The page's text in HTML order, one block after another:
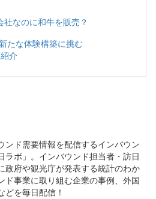
社なのに和牛を販売？
たな体験構築に挑む
介
ンド需要情報を配信するインバウン
ラボ」。インバウンド担当者・訪日
政府や観光庁が発表する統計のわか
ド事業に取り組む企業の事例、外国
どを毎日配信！